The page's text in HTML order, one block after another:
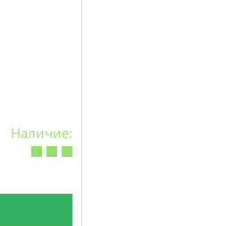
Наличие: